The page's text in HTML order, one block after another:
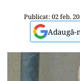
Publicat: 02 feb.
Adaugă-